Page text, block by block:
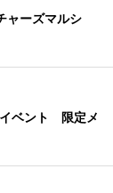
ャーズマルシ
ベント 限定メ